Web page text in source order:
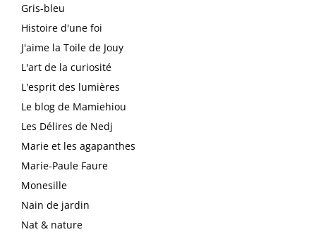
Gris-bleu
Histoire d'une foi
J'aime la Toile de Jouy
L'art de la curiosité
L'esprit des lumières
Le blog de Mamiehiou
Les Délires de Nedj
Marie et les agapanthes
Marie-Paule Faure
Monesille
Nain de jardin
Nat & nature